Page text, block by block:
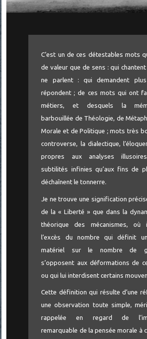
C’est un de ces détestables mots
de valeur que de sens : qui chantent
ne parlent : qui demandent plus
répondent ; de ces mots qui ont
métiers, et desquels la
barbouillée de Théologie, de
Morale et de Politique ; mots très
controverse, la dialectique,
propres aux analyses
subtilités infinies qu’aux fins de
déchaînent le tonnerre.
Je ne trouve une signification
de la « Liberté » que dans la
théorique des mécanismes, où
l’excès du nombre qui définit
matériel sur le nombre de
s’opposent aux déformations de
ou qui lui interdisent certains
Cette définition qui résulte d’une
une observation toute simple,
rappelée en regard de
remarquable de la pensée morale à